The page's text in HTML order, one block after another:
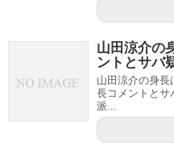
山田涼介の
ントとサバ
山田涼介の身
長コメントとサ
派...